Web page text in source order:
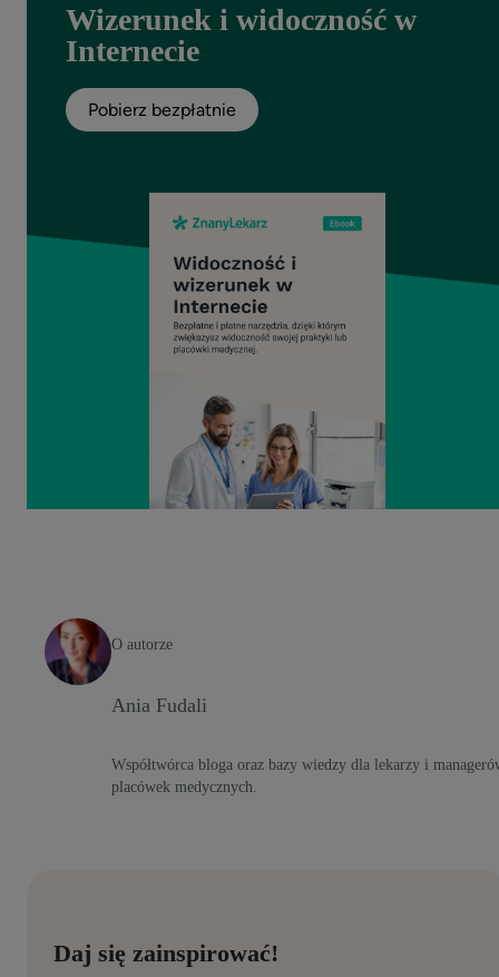
Wizerunek i widoczność w
Internecie
Pobierz bezpłatnie
O autorze
Ania Fudali
Współtwórca bloga oraz bazy wiedzy dla lekarzy i
placówek medycznych.
Daj się zainspirować!